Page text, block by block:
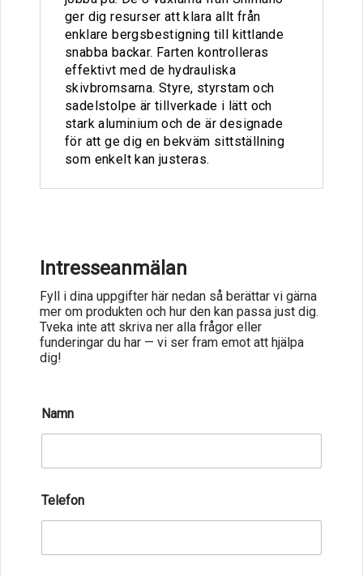
ger dig resurser att klara allt från
enklare bergsbestigning till kittlande
snabba backar. Farten kontrolleras
effektivt med de hydrauliska
skivbromsarna. Styre, styrstam och
sadelstolpe är tillverkade i lätt och
stark aluminium och de är designade
för att ge dig en bekväm sittställning
som enkelt kan justeras.
Intresseanmälan
Fyll i dina uppgifter här nedan så berättar vi gärna
mer om produkten och hur den kan passa just dig.
Tveka inte att skriva ner alla frågor eller
funderingar du har — vi ser fram emot att hjälpa
dig!
a
y
a
v
N
m
Namn
Telefon